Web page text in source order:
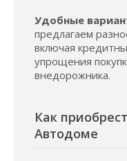
Удобные
предлагаем
включая
упрощения
внедорожника.
Как
Автодоме